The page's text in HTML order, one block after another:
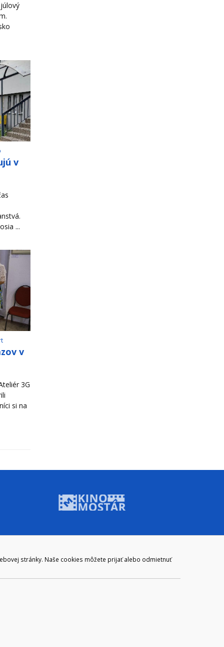
stránky. Naše cookies môžete prijať alebo odmietnuť
v
...
v
3G
si na
Mestský úrad Brezno